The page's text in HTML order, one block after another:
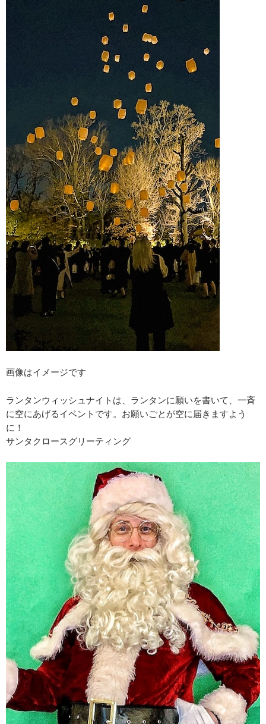
画像はイメージです
ランタンウィッシュナイトは、ランタンに願いを書いて、一斉
に空にあげるイベントです。お願いごとが空に届きますよう
に！
サンタクロースグリーティング